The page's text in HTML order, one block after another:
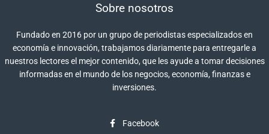
Sobre nosotros
Fundado en 2016 por un grupo de periodistas especializados en
economía e innovación, trabajamos diariamente para entregarle a
nuestros lectores el mejor contenido, que les ayude a tomar decisiones
informadas en el mundo de los negocios, economía, finanzas e
inversiones.
Facebook